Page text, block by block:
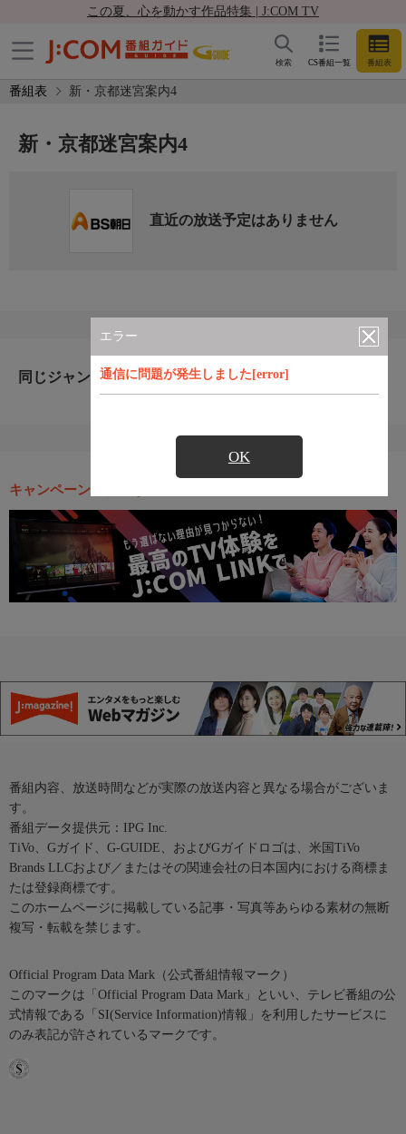
この夏、心を動かす作品特集 | J:COM TV
CS番組一覧 番組表
検索
番組表 新・京都迷宮案内4
エラー
通信に問題が発生しました[error]
OK
新・京都迷宮案内4
直近の放送予定はありません
同じジャンルのおすすめ番組
キャンペーン・お得な情報
番組内容、放送時間などが実際の放送内容と異なる場合がございま
す。
番組データ提供元：IPG Inc.
TiVo、Gガイド、G-GUIDE、およびGガイドロゴは、米国TiVo
Brands LLCおよび／またはその関連会社の日本国内における商標ま
たは登録商標です。
このホームページに掲載している記事・写真等あらゆる素材の無断
複写・転載を禁じます。
Official Program Data Mark（公式番組情報マーク）
このマークは「Official Program Data Mark」といい、テレビ番組の公
式情報である「SI(Service Information)情報」を利用したサービスに
のみ表記が許されているマークです。